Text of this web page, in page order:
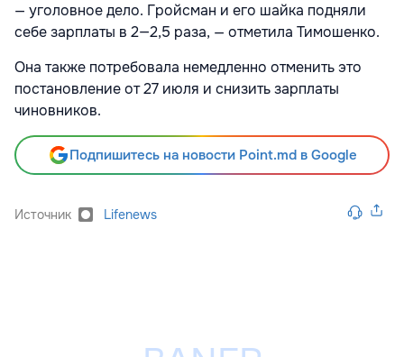
— уголовное дело. Гройсман и его шайка подняли
себе зарплаты в 2—2,5 раза, — отметила Тимошенко.
Она также потребовала немедленно отменить это
постановление от 27 июля и снизить зарплаты
чиновников.
Подпишитесь на новости Point.md в Google
Источник Lifenews